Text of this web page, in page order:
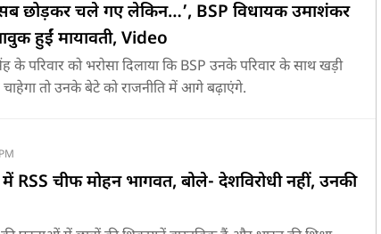
सब छोड़कर चले गए लेकिन…’, BSP विधायक उमाशंकर
हुईं मायावती, Video
के परिवार को भरोसा दिलाया कि BSP उनके परिवार के साथ खड़ी
चाहेगा तो उनके बेटे को राजनीति में आगे बढ़ाएंगे.
RSS चीफ मोहन भागवत, बोले- देशविरोधी नहीं, उनकी